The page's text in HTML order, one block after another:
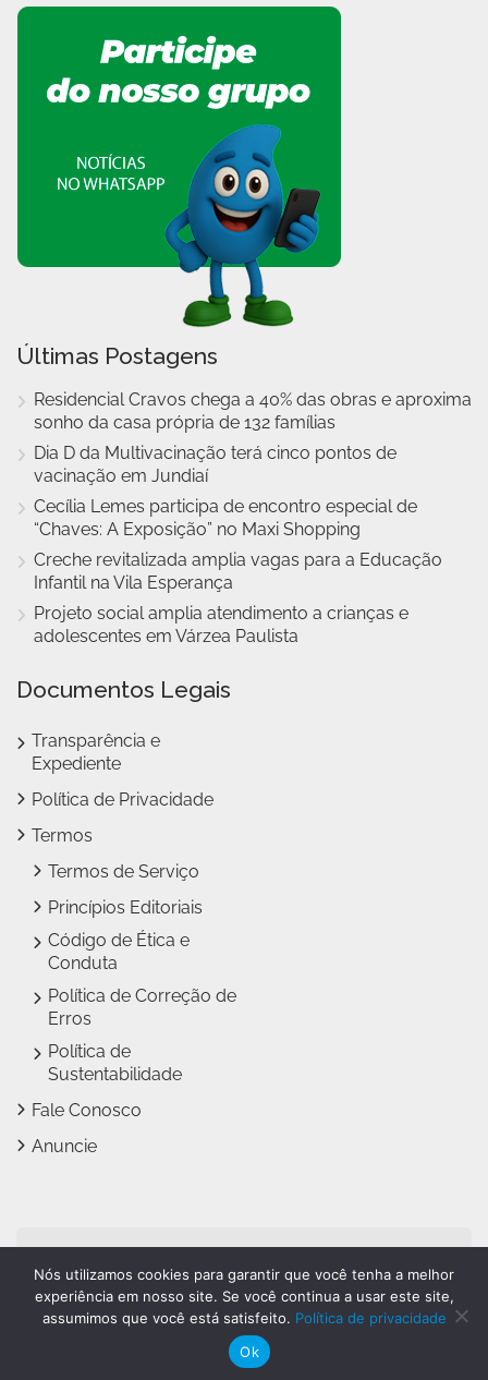
Últimas Postagens
Residencial Cravos chega a 40% das obras e aproxima
sonho da casa própria de 132 famílias
Dia D da Multivacinação terá cinco pontos de
vacinação em Jundiaí
Cecília Lemes participa de encontro especial de
“Chaves: A Exposição” no Maxi Shopping
Creche revitalizada amplia vagas para a Educação
Infantil na Vila Esperança
Projeto social amplia atendimento a crianças e
adolescentes em Várzea Paulista
Documentos Legais
Transparência e
Expediente
Política de Privacidade
Termos
Termos de Serviço
Princípios Editoriais
Código de Ética e
Conduta
Política de Correção de
Erros
Política de
Sustentabilidade
Fale Conosco
Anuncie
Jundiaí Notícias faz parte
doGrupo Novo Dia
Nós utilizamos cookies para garantir que você tenha a melhor
experiência em nosso site. Se você continua a usar este site,
assumimos que você está satisfeito. Política de privacidade
Ok